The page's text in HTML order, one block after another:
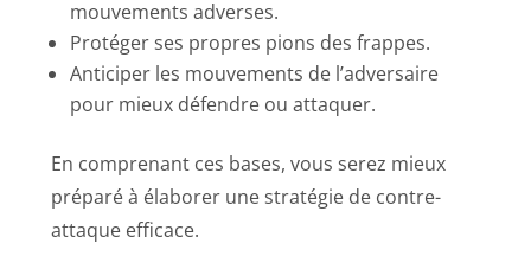
mouvements adverses.
Protéger ses propres pions des frappes.
Anticiper les mouvements de l’adversaire
pour mieux défendre ou attaquer.
En comprenant ces bases, vous serez mieux
préparé à élaborer une stratégie de contre-
attaque efficace.